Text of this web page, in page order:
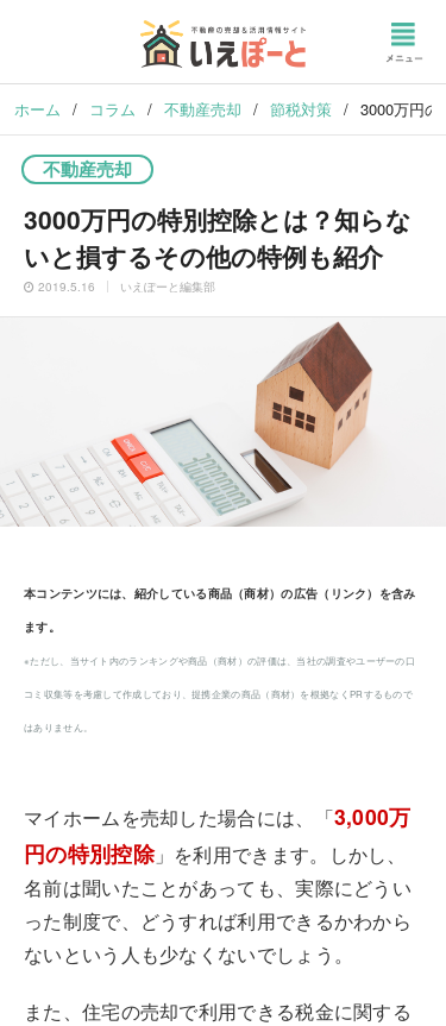
ホーム / コラム / 不動産売却 / 節税対策 / 3000万円
不動産売却
3000万円の特別控除とは？知らな
いと損するその他の特例も紹介
2019.5.16 いえぽーと編集部
本コンテンツには、紹介している商品（商材）の広告（リンク）を含み
ます。
※ただし、当サイト内のランキングや商品（商材）の評価は、当社の調査やユーザーの口
コミ収集等を考慮して作成しており、提携企業の商品（商材）を根拠なくPRするもので
はありません。
マイホームを売却した場合には、「3,000万
円の特別控除」を利用できます。しかし、
名前は聞いたことがあっても、実際にどうい
った制度で、どうすれば利用できるかわから
ないという人も少なくないでしょう。
また、住宅の売却で利用できる税金に関する